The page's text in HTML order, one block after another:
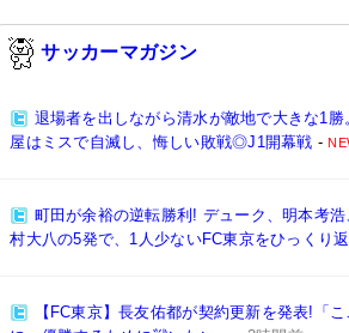
サッカーマガジン
退場者を出しながら清水が敵地で大きな1
屋はミスで自滅し、悔しい敗戦◎J1開幕戦 -
町田が余裕の逆転勝利! デューク、明本考
村大八の5発で、1人少ないFC東京をひっくり
【FC東京】長友佑都が契約更新を発表!「